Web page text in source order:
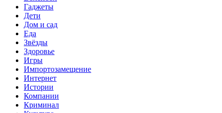
Гаджеты
Дети
Дом и сад
Еда
Звёзды
Здоровье
Игры
Импортозамещение
Интернет
Истории
Компании
Криминал